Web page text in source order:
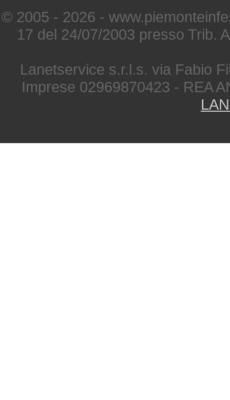
© 2005 - 2026 -
17 del 24/07/2003 presso Trib.
Lanetservice s.r.l.s. via Fabio
Imprese 02969870423 - REA